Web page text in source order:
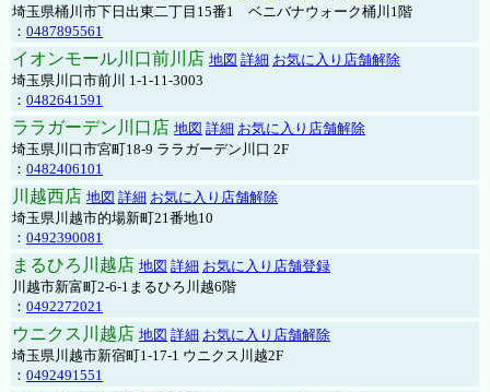
埼玉県桶川市下日出東二丁目15番1 ベニバナウォーク桶川1階
： 0487895561
イオンモール川口前川店 地図 詳細 お気に入り店舗解除
埼玉県川口市前川 1-1-11-3003
： 0482641591
ララガーデン川口店 地図 詳細 お気に入り店舗解除
埼玉県川口市宮町18-9 ララガーデン川口 2F
： 0482406101
川越西店 地図 詳細 お気に入り店舗解除
埼玉県川越市的場新町21番地10
： 0492390081
まるひろ川越店 地図 詳細 お気に入り店舗登録
川越市新富町2-6-1まるひろ川越6階
： 0492272021
ウニクス川越店 地図 詳細 お気に入り店舗解除
埼玉県川越市新宿町1-17-1 ウニクス川越2F
： 0492491551